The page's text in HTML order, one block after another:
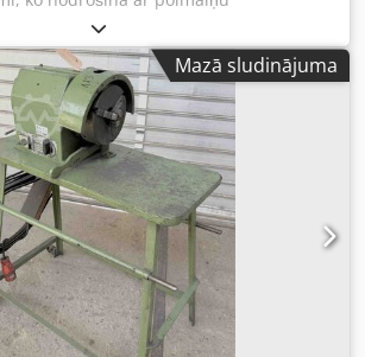
700, 950 un 1400 apgr./min.
jauda: 0,37/0,45/0,55 kW elektriskais
vārpstas diametrs: 35 mm izmēri: 1000 x
84 kg Csdpfx Acszhu U Ae Tsrf
Mazā sludinājuma